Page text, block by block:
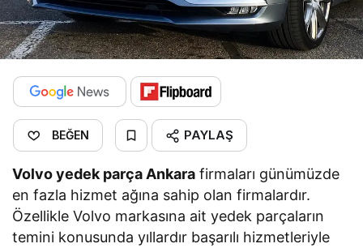
BEĞEN PAYLAŞ
Volvo yedek parça Ankara firmaları günümüzde
en fazla hizmet ağına sahip olan firmalardır.
Özellikle Volvo markasına ait yedek parçaların
temini konusunda yıllardır başarılı hizmetleriyle